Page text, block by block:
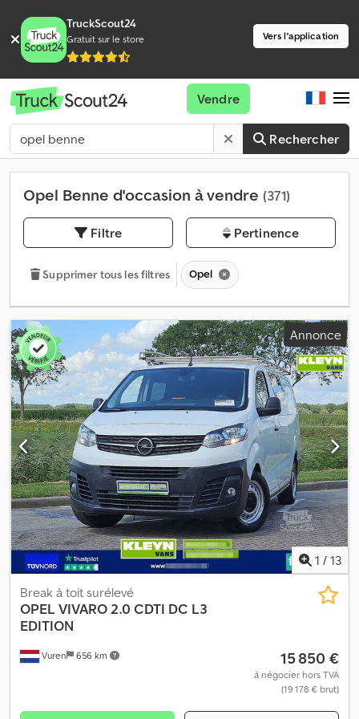
TruckScout24
Gratuit sur le store Vers l'application
Rechercher
Vendre
Opel Benne d'occasion à vendre (371)
Filtre Pertinence
Supprimer tous les filtres Opel
Annonce
1 / 13
Vuren 656 km
Break à toit surélevé
OPEL VIVARO 2.0 CDTI DC L3
EDITION
15 850 €
à négocier hors TVA
(19 178 € brut)